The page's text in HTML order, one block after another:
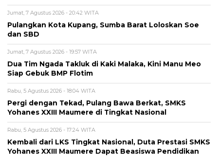
Jumat, 7 Agustus 2026 - 20:42 WITA
Pulangkan Kota Kupang, Sumba Barat Loloskan Soe
dan SBD
Jumat, 7 Agustus 2026 - 19:57 WITA
Dua Tim Ngada Takluk di Kaki Malaka, Kini Manu Meo
Siap Gebuk BMP Flotim
Rabu, 5 Agustus 2026 - 18:04 WITA
Pergi dengan Tekad, Pulang Bawa Berkat, SMKS
Yohanes XXIII Maumere di Tingkat Nasional
Rabu, 5 Agustus 2026 - 17:24 WITA
Kembali dari LKS Tingkat Nasional, Duta Prestasi SMKS
Yohanes XXIII Maumere Dapat Beasiswa Pendidikan